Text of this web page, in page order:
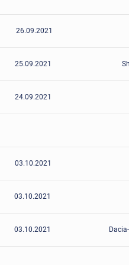
26.09.2021
25.09.2021
24.09.2021
03.10.2021
03.10.2021
03.10.2021